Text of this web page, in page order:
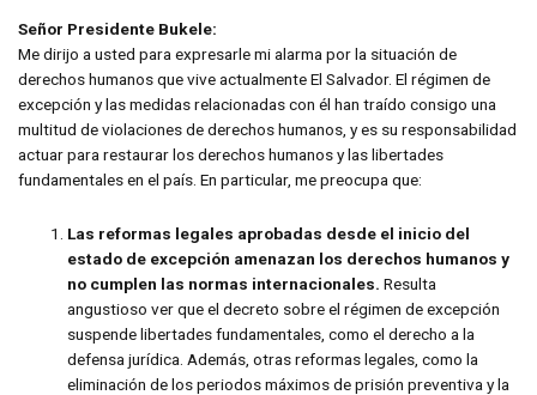
Señor Presidente Bukele:
Me dirijo a usted para expresarle mi alarma por la situación de
derechos humanos que vive actualmente El Salvador. El régimen de
excepción y las medidas relacionadas con él han traído consigo una
multitud de violaciones de derechos humanos, y es su responsabilidad
actuar para restaurar los derechos humanos y las libertades
fundamentales en el país. En particular, me preocupa que:
Las reformas legales aprobadas desde el inicio del
estado de excepción amenazan los derechos humanos y
no cumplen las normas internacionales.Resulta
angustioso ver que el decreto sobre el régimen de excepción
suspende libertades fundamentales, como el derecho a la
defensa jurídica. Además, otras reformas legales, como la
eliminación de los periodos máximos de prisión preventiva y la